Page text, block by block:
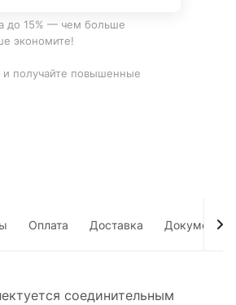
до 15% — чем больше
экономите!
и получайте повышенные
Оплата Доставка Документы
соединительным